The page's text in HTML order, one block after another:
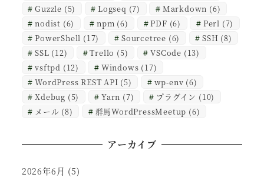
Guzzle (5) Logseq (7) Markdown (6)
nodist (6) npm (6) PDF (6) Perl (7)
PowerShell (17) Sourcetree (6) SSH (8)
SSL (12) Trello (5) VSCode (13)
vsftpd (12) Windows (17)
WordPress REST API (5) wp-env (6)
Xdebug (5) Yarn (7) プラグイン (10)
メール (8) 群馬WordPressMeetup (6)
アーカイブ
2026年6月 (5)